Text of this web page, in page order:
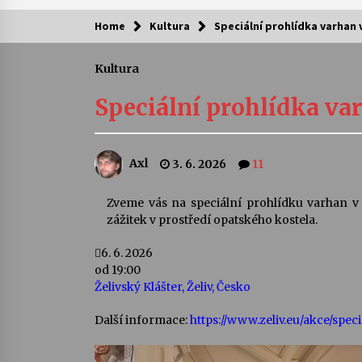
Kam za kulturou?
Camerata a Sukuba Ensemble
4. 8. 2026
Pozvánka na integrační festival
Quijotova šedesátka: 28. 7.–1. 8.
28. 7. 2026
Želivě ožije odkaz Josefa Čapka
Home Kultura Speciální prohlídka varhan
Kultura
Speciální prohlídka
Axl 3. 6. 2026 11
Zveme vás na speciální prohlídku varhan
zážitek v prostředí opatského kostela.
6. 6. 2026
od 19:00
Želivský Klášter, Želiv, Česko
Další informace:https://www.zeliv.eu/akce/